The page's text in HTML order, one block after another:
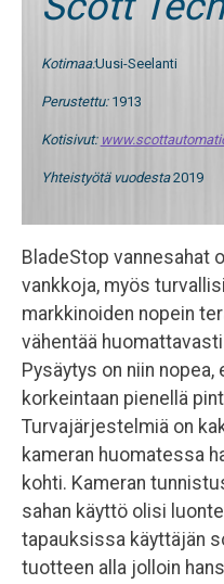
Kotimaa:Uusi-Seelanti
Perustettu: 1913
Kotisivut:
Yhteistyötä vuodesta2019
BladeStop vannesahat
vankkoja, myös
markkinoiden nopein
vähentää
Pysäytys on niin
korkeintaan pienellä
Turvajärjestelmiä on
kameran huomatessa
kohti. Kameran
sahan käyttö olisi
tapauksissa käyttäjän
tuotteen alla jolloin